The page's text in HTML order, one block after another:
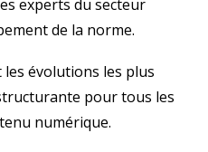
experts du secteur
de la norme.
évolutions les plus
pour tous les
numérique.